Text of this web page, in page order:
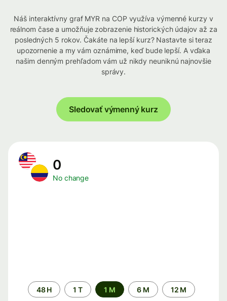
Náš interaktívny graf MYR na COP využíva výmenné kurzy v
reálnom čase a umožňuje zobrazenie historických údajov až za
posledných 5 rokov. Čakáte na lepší kurz? Nastavte si teraz
upozornenie a my vám oznámime, keď bude lepší. A vďaka
našim denným prehľadom vám už nikdy neuniknú najnovšie
správy.
Sledovať výmenný kurz
0
No change
Time
period
48 H 1 T 1 M 6 M 12 M